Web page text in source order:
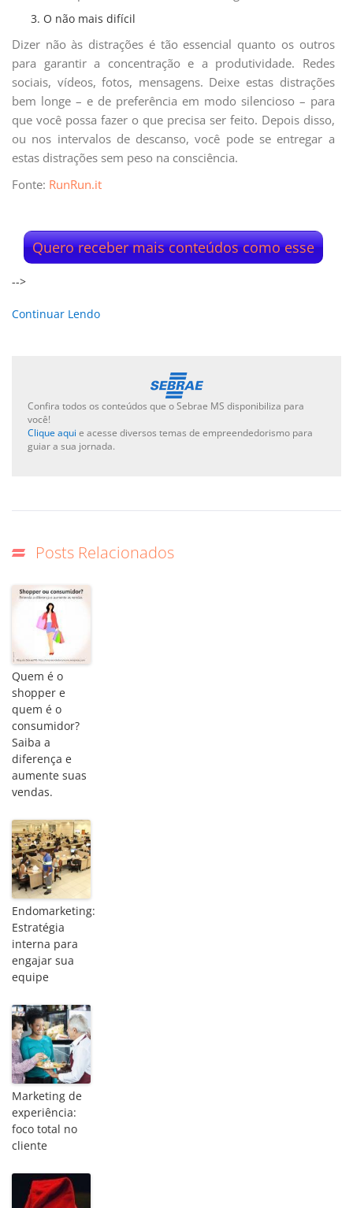
O não mais difícil
Dizer não às distrações é tão essencial quanto os outros
para garantir a concentração e a produtividade. Redes
sociais, vídeos, fotos, mensagens. Deixe estas distrações
bem longe – e de preferência em modo silencioso – para
que você possa fazer o que precisa ser feito. Depois disso,
ou nos intervalos de descanso, você pode se entregar a
estas distrações sem peso na consciência.
Fonte: RunRun.it
Quero receber mais conteúdos como esse
-->
Continuar Lendo
Confira todos os conteúdos que o Sebrae MS disponibiliza para
você!
Clique aqui e acesse diversos temas de empreendedorismo para
guiar a sua jornada.
Posts Relacionados
Quem é o
shopper e
quem é o
consumidor?
Saiba a
diferença e
aumente suas
vendas.
Endomarketing:
Estratégia
interna para
engajar sua
equipe
Marketing de
experiência:
foco total no
cliente